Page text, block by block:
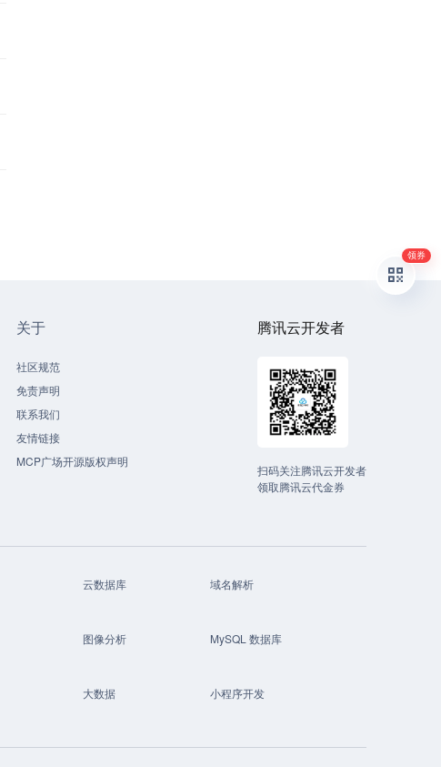
关于
社区规范
免责声明
联系我们
友情链接
MCP广场开源版权声明
腾讯云开发者
扫码关注腾讯云开发者
领取腾讯云代金券
云数据库
域名解析
图像分析
MySQL 数据库
大数据
小程序开发
领券